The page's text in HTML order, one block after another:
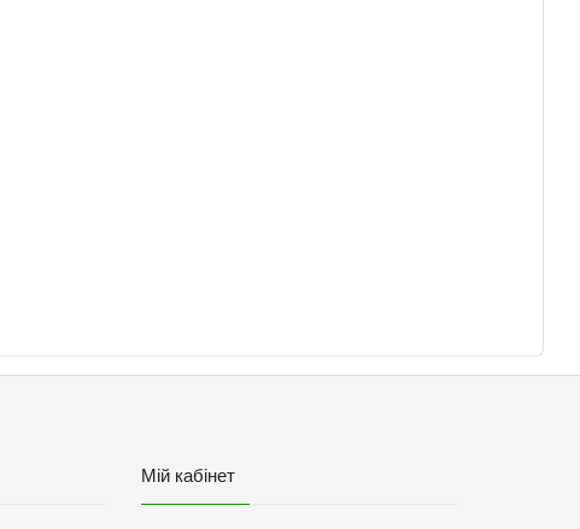
Мій кабінет